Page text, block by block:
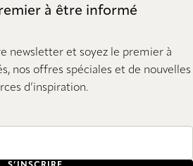
à être informé
newsletter et soyez le premier à
nos offres spéciales et de nouvelles
d’inspiration.